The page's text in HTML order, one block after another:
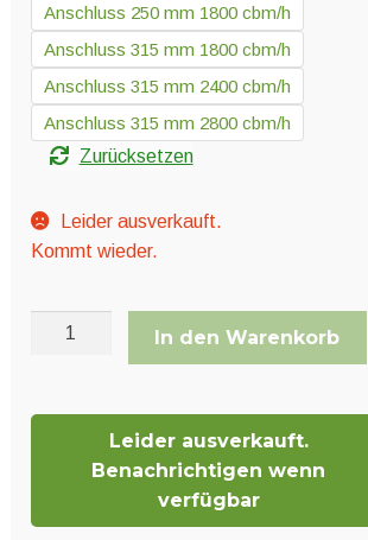
Anschluss 250 mm 1800 cbm/h
Anschluss 315 mm 1800 cbm/h
Anschluss 315 mm 2400 cbm/h
Anschluss 315 mm 2800 cbm/h
Zurücksetzen
Leider ausverkauft.
Kommt wieder.
Vorfiltervlies
Industrie
In den Warenkorb
Leider ausverkauft.
Benachrichtigen wenn
verfügbar